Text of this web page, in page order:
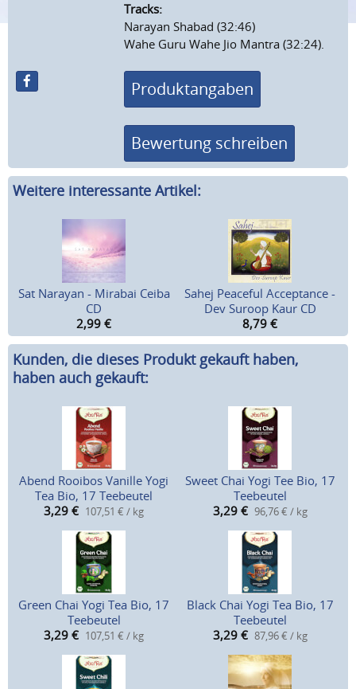
Tracks:
Narayan Shabad (32:46)
Wahe Guru Wahe Jio Mantra (32:24).
Produktangaben
Bewertung schreiben
Weitere interessante Artikel:
Sat Narayan - Mirabai Ceiba
CD
2,99 €
Sahej Peaceful Acceptance -
Dev Suroop Kaur CD
8,79 €
Kunden, die dieses Produkt gekauft haben,
haben auch gekauft:
Abend Rooibos Vanille Yogi
Tea Bio, 17 Teebeutel
3,29 € 107,51 € / kg
Sweet Chai Yogi Tee Bio, 17
Teebeutel
3,29 € 96,76 € / kg
Green Chai Yogi Tea Bio, 17
Teebeutel
3,29 € 107,51 € / kg
Black Chai Yogi Tea Bio, 17
Teebeutel
3,29 € 87,96 € / kg